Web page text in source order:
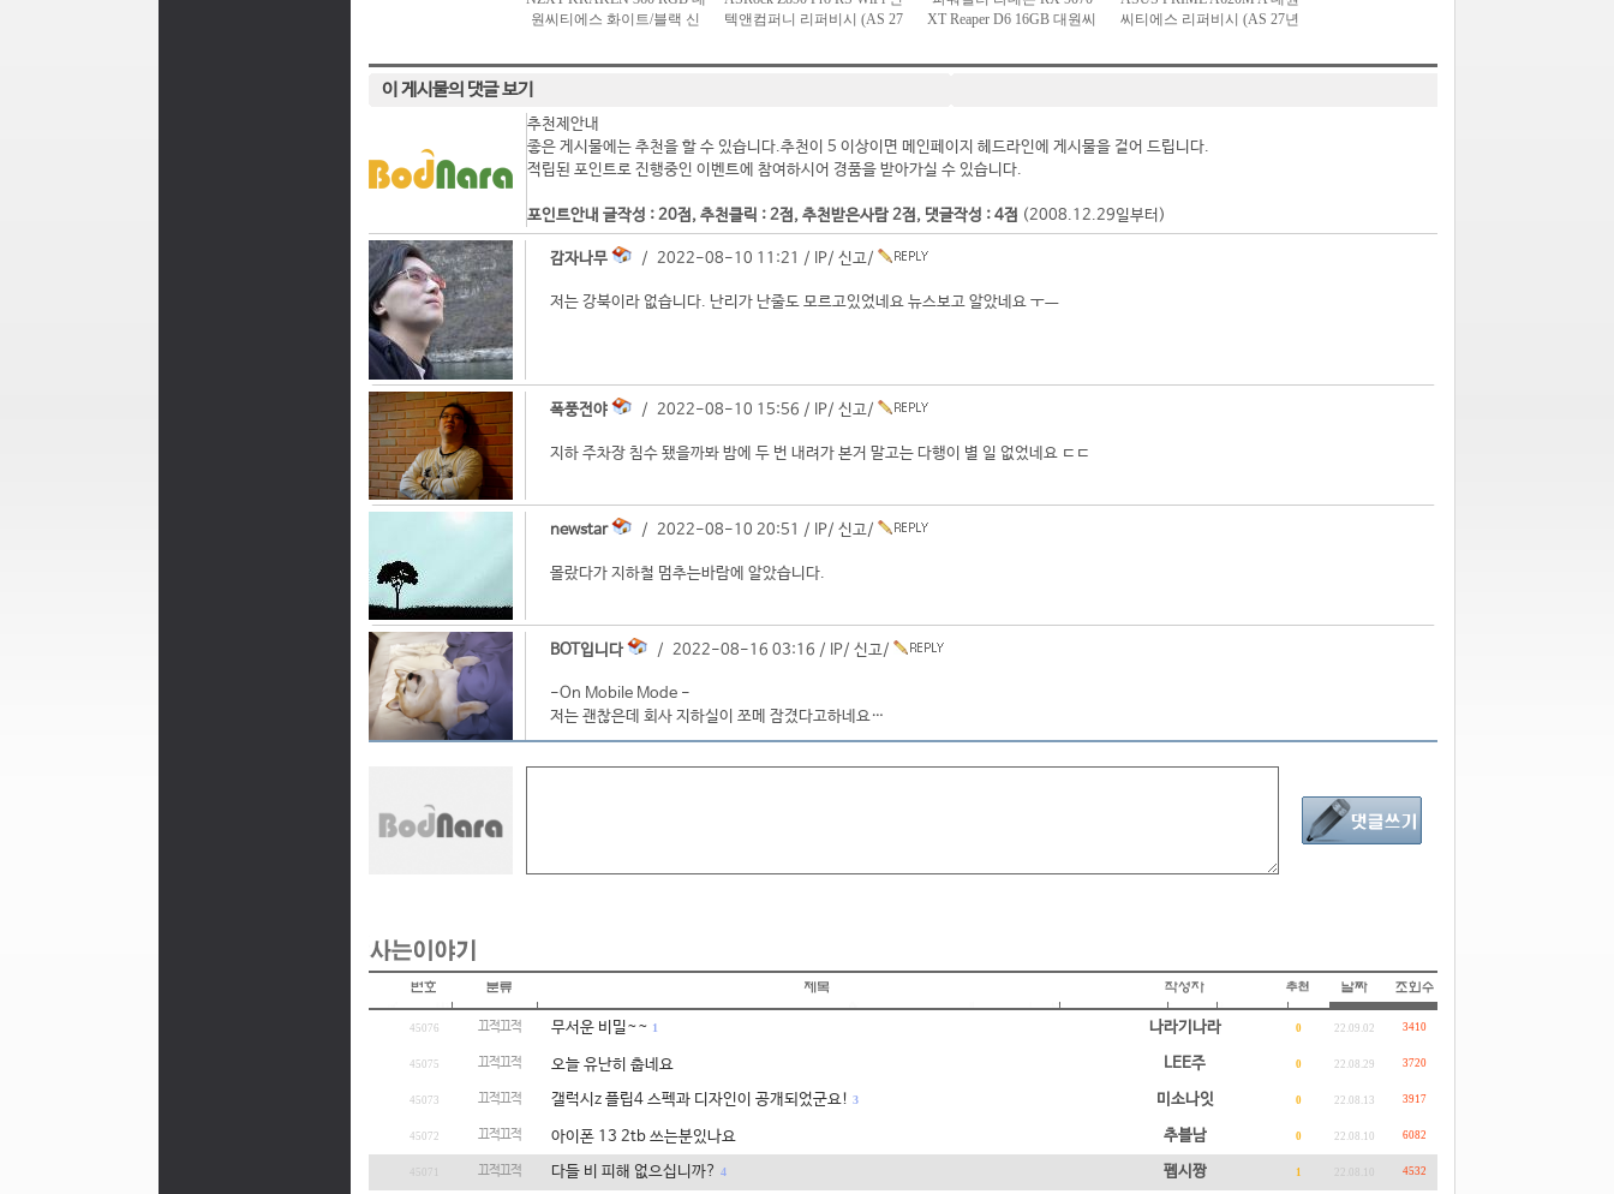
이 게시물의 댓글 보기
추천제안내
좋은 게시물에는 추천을 할 수 있습니다.추천이 5 이상이면 메인페이지 헤드라인에 게시물을 걸어 드립니다.
적립된 포인트로 진행중인 이벤트에 참여하시어 경품을 받아가실 수 있습니다.
포인트안내 글작성 : 20점, 추천클릭 : 2점, 추천받은사람 2점, 댓글작성 : 4점 (2008.12.29일부터)
감자나무 / 2022-08-10 11:21 / IP/ 신고/
저는 강북이라 없습니다. 난리가 난줄도 모르고있었네요 뉴스보고 알았네요 ㅜㅡ
폭풍전야 / 2022-08-10 15:56 / IP/ 신고/
지하 주차장 침수 됐을까봐 밤에 두 번 내려가 본거 말고는 다행이 별 일 없었네요 ㄷㄷ
newstar / 2022-08-10 20:51 / IP/ 신고/
몰랐다가 지하철 멈추는바람에 알았습니다.
BOT입니다 / 2022-08-16 03:16 / IP/ 신고/
-On Mobile Mode -
저는 괜찮은데 회사 지하실이 쪼메 잠겼다고하네요…
45076 끄적끄적 무서운 비밀~~ 1 나라기나라 0 22.09.02 3410
45075 끄적끄적 오늘 유난히 춥네요 LEE주 0 22.08.29 3720
45073 끄적끄적 갤럭시z 플립4 스펙과 디자인이 공개되었군요! 3 미소나잇 0 22.08.13 3917
45072 끄적끄적 아이폰 13 2tb 쓰는분있나요 추블남 0 22.08.10 6082
45071 끄적끄적 다들 비 피해 없으십니까? 4 펩시짱 1 4532